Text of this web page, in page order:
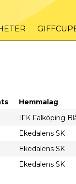
Hemmalag
IFK Falköping
Ekedalens SK
Ekedalens SK
Ekedalens SK